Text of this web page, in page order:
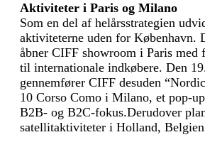
Aktiviteter i Paris og Milano
Som en del af helårsstrategien
aktiviteterne uden for København.
åbner CIFF showroom i Paris med
til internationale indkøbere. Den
gennemfører CIFF desuden
10 Corso Como i Milano, et pop-
B2B- og B2C-fokus.Derudover
satellitaktiviteter i Holland,